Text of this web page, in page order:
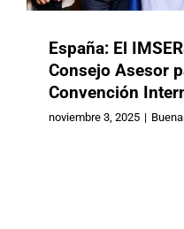
España: El
Consejo Asesor
Convención
noviembre 3, 2025 |
España: